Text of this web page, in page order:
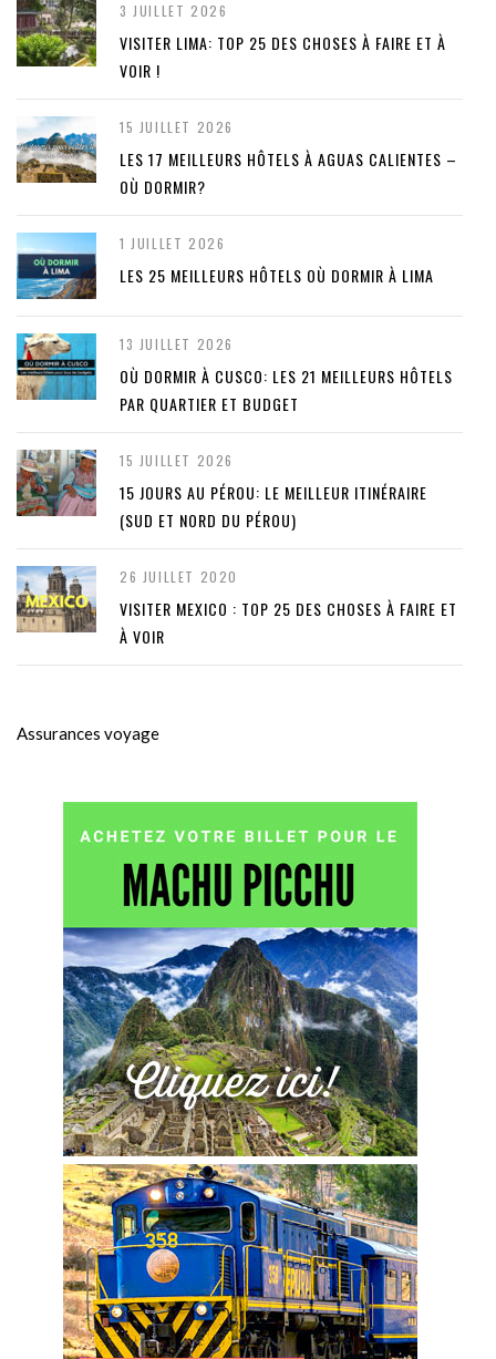
3 JUILLET 2026
VISITER LIMA: TOP 25 DES CHOSES À FAIRE ET À
VOIR !
15 JUILLET 2026
LES 17 MEILLEURS HÔTELS À AGUAS CALIENTES –
OÙ DORMIR?
1 JUILLET 2026
LES 25 MEILLEURS HÔTELS OÙ DORMIR À LIMA
13 JUILLET 2026
OÙ DORMIR À CUSCO: LES 21 MEILLEURS HÔTELS
PAR QUARTIER ET BUDGET
15 JUILLET 2026
15 JOURS AU PÉROU: LE MEILLEUR ITINÉRAIRE
(SUD ET NORD DU PÉROU)
26 JUILLET 2020
VISITER MEXICO : TOP 25 DES CHOSES À FAIRE ET
À VOIR
Assurances voyage